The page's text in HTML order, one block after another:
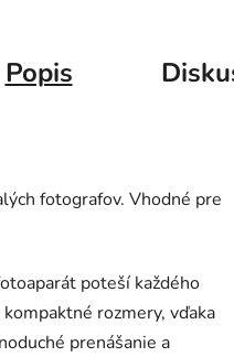
Popis
fotografov. Vhodné pre
poteší každého
rozmery, vďaka
prenášanie a